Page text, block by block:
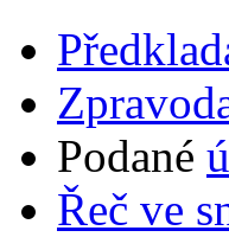
Podané
Řeč ve